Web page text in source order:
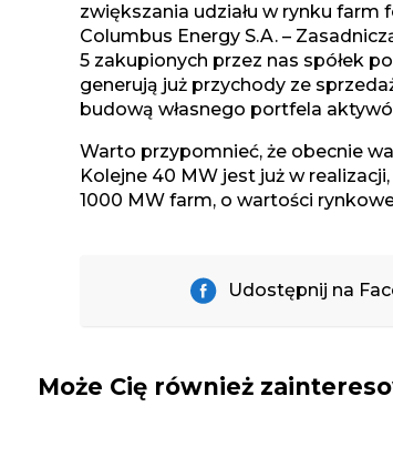
zwiększania udziału w rynku
Columbus Energy S.A. –
5 zakupionych przez nas spółek
generują już przychody ze
budową własnego portfela
Warto przypomnieć, że obecnie
Kolejne 40 MW jest już w
1000 MW farm, o wartości
Udostępnij na
Może Cię również